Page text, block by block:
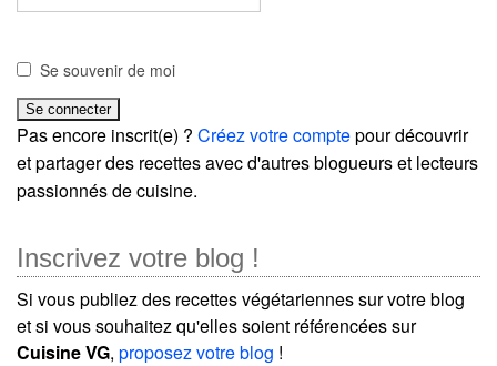
Se souvenir de moi
Pas encore inscrit(e) ? Créez votre comptepour découvrir
et partager des recettes avec d'autres blogueurs et lecteurs
passionnés de cuisine.
Inscrivez votre blog !
Si vous publiez des recettes végétariennes sur votre blog
et si vous souhaitez qu'elles soient référencées sur
Cuisine VG, proposez votre blog !